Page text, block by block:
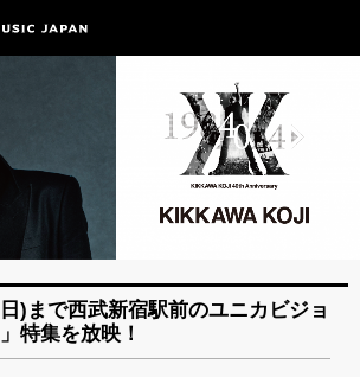
)まで西武新宿駅前のユニカビジョ
特集を放映！